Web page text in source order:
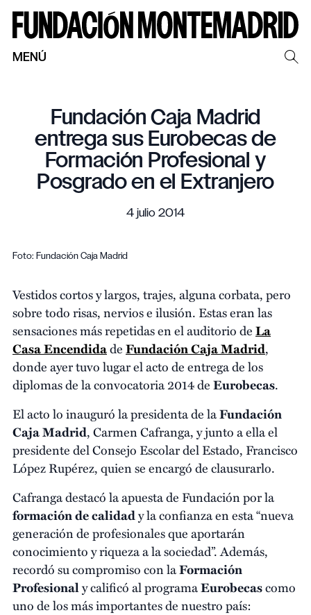
MENÚ
Fundación Caja Madrid
entrega sus Eurobecas de
Formación Profesional y
Posgrado en el Extranjero
4 julio 2014
Foto: Fundación Caja Madrid
Vestidos cortos y largos, trajes, alguna corbata, pero
sobre todo risas, nervios e ilusión. Estas eran las
sensaciones más repetidas en el auditorio deLa
Casa EncendidadeFundación Caja Madrid,
donde ayer tuvo lugar el acto de entrega de los
diplomas de la convocatoria 2014 deEurobecas.
El acto lo inauguró la presidenta de laFundación
Caja Madrid, Carmen Cafranga, y junto a ella el
presidente del Consejo Escolar del Estado, Francisco
López Rupérez, quien se encargó de clausurarlo.
Cafranga destacó la apuesta de Fundación por la
formación de calidady la confianza en esta “nueva
generación de profesionales que aportarán
conocimiento y riqueza a la sociedad”. Además,
recordó su compromiso con laFormación
Profesionaly calificó al programaEurobecascomo
uno de los más importantes de nuestro país: